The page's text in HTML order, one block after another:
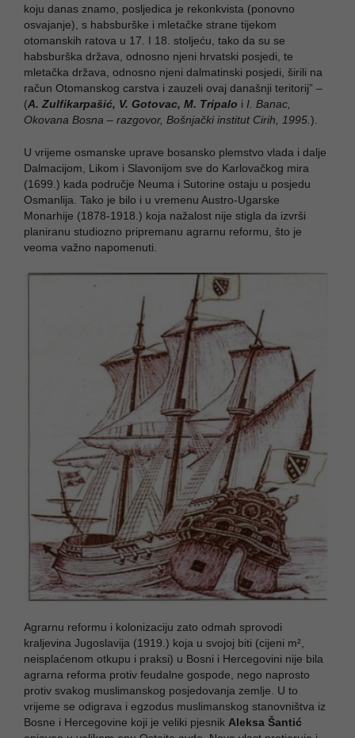
koju danas znamo, posljedica je rekonkvista (ponovno
osvajanje), s habsburške i mletačke strane tijekom
otomanskih ratova u 17. I 18. stoljeću, tako da su se
habsburška država, odnosno njeni hrvatski posjedi, te
mletačka država, odnosno njeni dalmatinski posjedi, širili na
račun Otomanskog carstva i zauzeli ovaj današnji teritorij” –
(A. Zulfikarpašić, V. Gotovac, M. Tripalo i I. Banac,
Okovana Bosna – razgovor, Bošnjački institut Cirih, 1995. ).
U vrijeme osmanske uprave bosansko plemstvo vlada i dalje
Dalmacijom, Likom i Slavonijom sve do Karlovačkog mira
(1699.) kada područje Neuma i Sutorine ostaju u posjedu
Osmanlija. Tako je bilo i u vremenu Austro-Ugarske
Monarhije (1878-1918.) koja nažalost nije stigla da izvrši
planiranu studiozno pripremanu agrarnu reformu, što je
veoma važno napomenuti.
Agrarnu reformu i kolonizaciju zato odmah sprovodi
kraljevina Jugoslavija (1919.) koja u svojoj biti (cijeni m²,
neisplaćenom otkupu i praksi) u Bosni i Hercegovini nije bila
agrarna reforma protiv feudalne gospode, nego naprosto
protiv svakog muslimanskog posjedovanja zemlje. U to
vrijeme se odigrava i egzodus muslimanskog stanovništva iz
Bosne i Hercegovine koji je veliki pjesnik Aleksa Šantić